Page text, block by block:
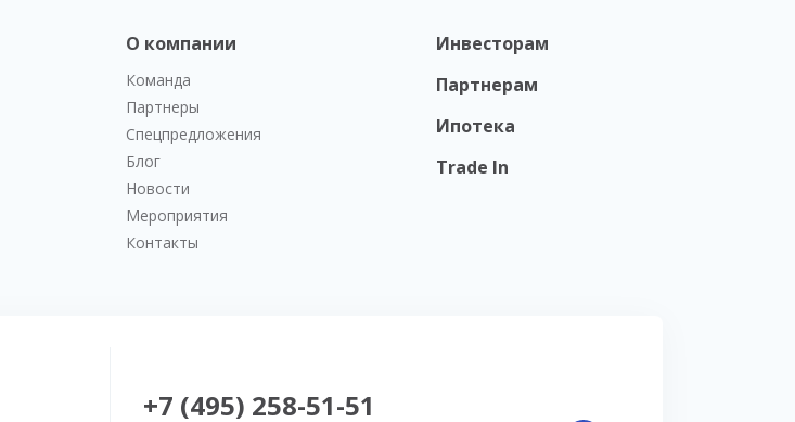
О компании
Команда
Партнеры
Спецпредложения
Блог
Новости
Мероприятия
Контакты
Инвесторам
Партнерам
Ипотека
Trade In
+7 (495) 258-51-51